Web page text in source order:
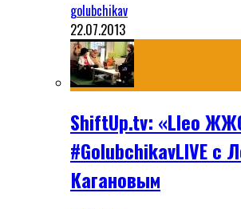
golubchikav
22.07.2013
ShiftUp.tv: «Lleo
#GolubchikavLIVE с
Кагановым